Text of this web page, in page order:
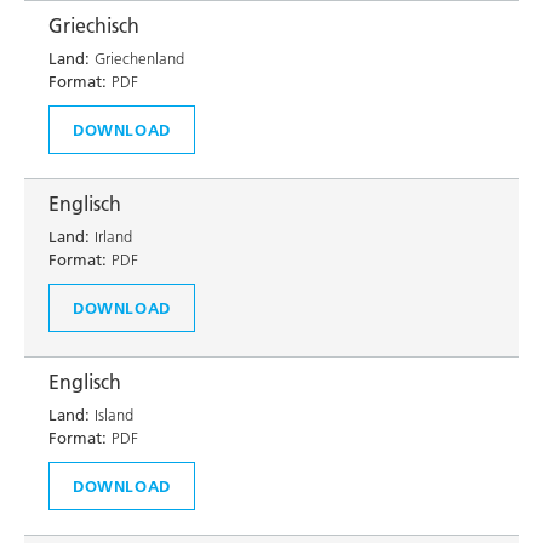
Griechisch
Land: Griechenland
Format: PDF
DOWNLOAD
Englisch
Land: Irland
Format: PDF
DOWNLOAD
Englisch
Land: Island
Format: PDF
DOWNLOAD